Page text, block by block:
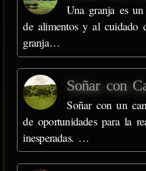
Una granja es
de alimentos y al cuidado
granja…
Soñar con
Soñar con un
de oportunidades para la
inesperadas. …